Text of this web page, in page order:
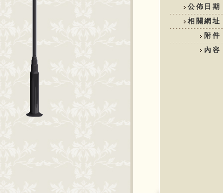
公佈日期
相關網址
附件
內容